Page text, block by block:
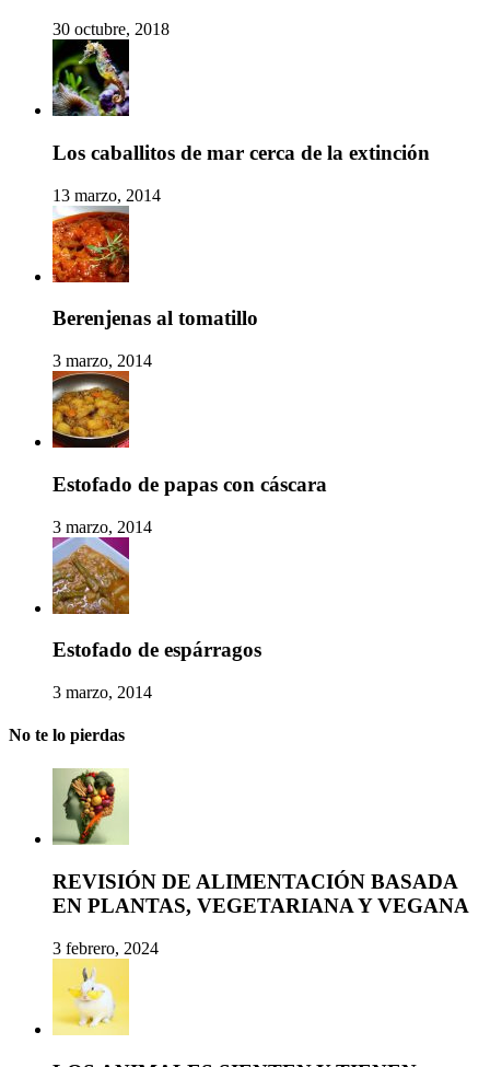
30 octubre, 2018
Los caballitos de mar cerca de la extinción
13 marzo, 2014
Berenjenas al tomatillo
3 marzo, 2014
Estofado de papas con cáscara
3 marzo, 2014
Estofado de espárragos
3 marzo, 2014
No te lo pierdas
REVISIÓN DE ALIMENTACIÓN BASADA
EN PLANTAS, VEGETARIANA Y VEGANA
3 febrero, 2024